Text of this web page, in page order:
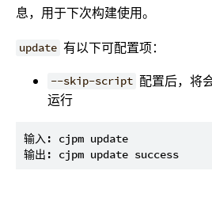
息，用于下次构建使用。
update 有以下可配置项：
--skip-script 配置后，将
运行
输入: cjpm update